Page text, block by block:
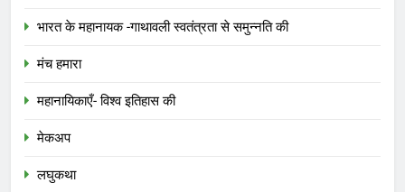
भारत के महानायक -गाथावली स्वतंत्रता से समुन्नति की
मंच हमारा
महानायिकाएँ- विश्व इतिहास की
मेकअप
लघुकथा